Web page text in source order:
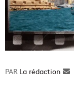
La rédaction